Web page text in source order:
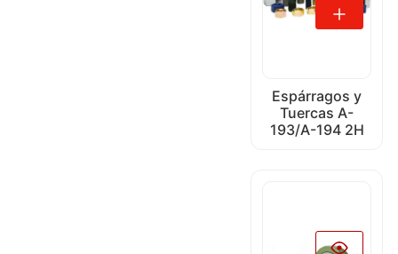
Espárragos y
Tuercas A-
193/A-194 2H